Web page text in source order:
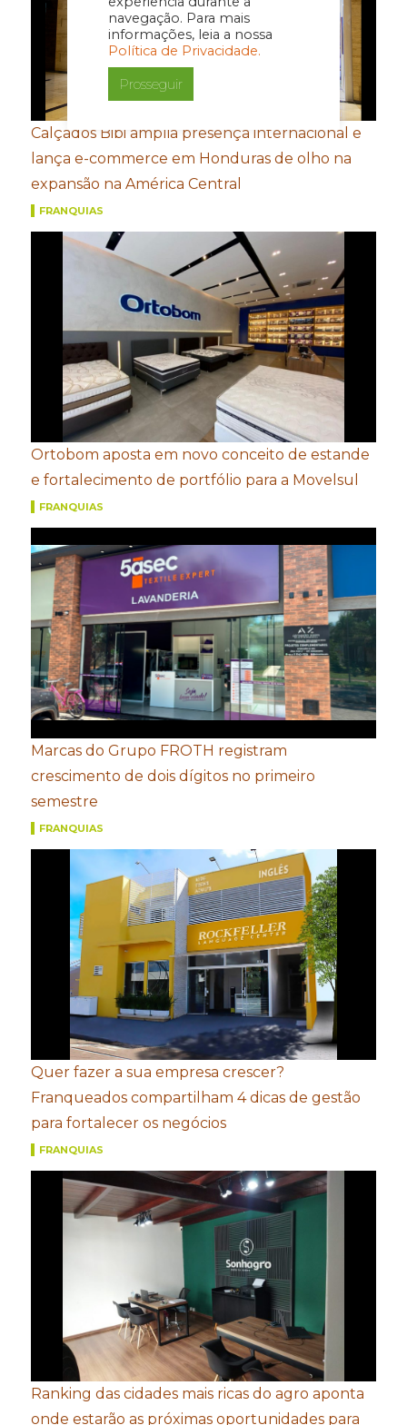
navegação. Para mais
informações, leia a nossa
Política de Privacidade.
Prosseguir
Calçados Bibi amplia presença internacional e
lança e-commerce em Honduras de olho na
expansão na América Central
FRANQUIAS
Ortobom aposta em novo conceito de estande
e fortalecimento de portfólio para a Movelsul
FRANQUIAS
Marcas do Grupo FROTH registram
crescimento de dois dígitos no primeiro
semestre
FRANQUIAS
Quer fazer a sua empresa crescer?
Franqueados compartilham 4 dicas de gestão
para fortalecer os negócios
FRANQUIAS
Ranking das cidades mais ricas do agro aponta
onde estarão as próximas oportunidades para